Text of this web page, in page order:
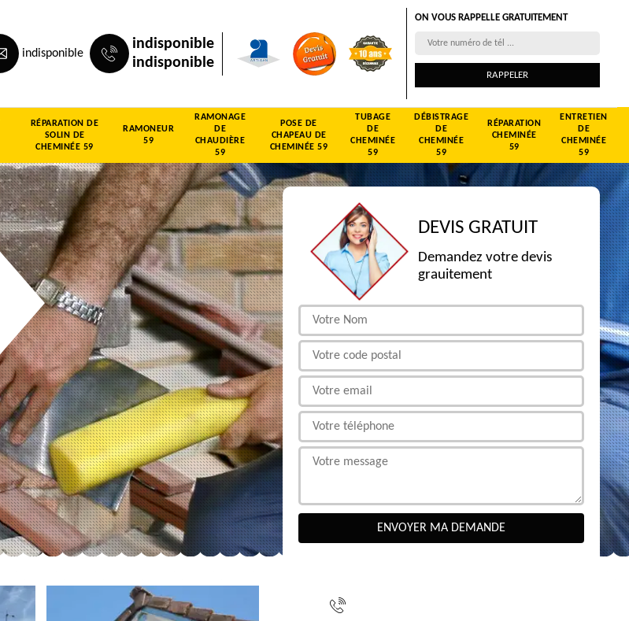
indisponible
indisponible
indisponible
ON VOUS RAPPELLE GRATUITEMENT
RÉPARATION DE
SOLIN DE
CHEMINÉE 59
RAMONEUR
59
RAMONAGE
DE
CHAUDIÈRE
59
POSE DE
CHAPEAU DE
CHEMINÉE 59
TUBAGE
DE
CHEMINÉE
59
DÉBISTRAGE
DE
CHEMINÉE
59
RÉPARATION
CHEMINÉE
59
ENTRETIEN
DE
CHEMINÉE
59
DEVIS GRATUIT
Demandez votre devis
grauitement